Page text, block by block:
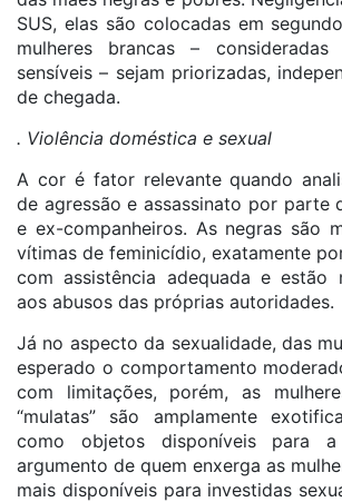
SUS, elas são colocadas em
mulheres brancas –
sensíveis – sejam priorizadas,
de chegada.
. Violência doméstica e sexual
A cor é fator relevante quando
de agressão e assassinato por parte
e ex-companheiros. As negras são
vítimas de feminicídio, exatamente
com assistência adequada e estão
aos abusos das próprias autoridades.
Já no aspecto da sexualidade, das
esperado o comportamento
com limitações, porém, as
“mulatas” são amplamente
como objetos disponíveis para
argumento de quem enxerga as
mais disponíveis para investidas